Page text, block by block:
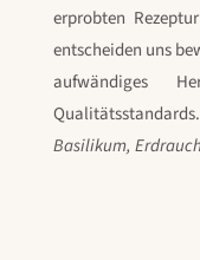
erprobten
entscheiden uns
aufwändiges
Qualitätsstandards.
Basilikum,